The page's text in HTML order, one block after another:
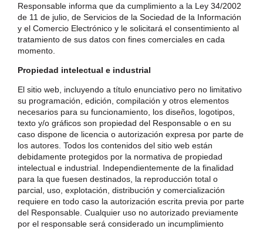
Responsable informa que da cumplimiento a la Ley 34/2002
de 11 de julio, de Servicios de la Sociedad de la Información
y el Comercio Electrónico y le solicitará el consentimiento al
tratamiento de sus datos con fines comerciales en cada
momento.
Propiedad intelectual e industrial
El sitio web, incluyendo a título enunciativo pero no limitativo
su programación, edición, compilación y otros elementos
necesarios para su funcionamiento, los diseños, logotipos,
texto y/o gráficos son propiedad del Responsable o en su
caso dispone de licencia o autorización expresa por parte de
los autores. Todos los contenidos del sitio web están
debidamente protegidos por la normativa de propiedad
intelectual e industrial. Independientemente de la finalidad
para la que fuesen destinados, la reproducción total o
parcial, uso, explotación, distribución y comercialización
requiere en todo caso la autorización escrita previa por parte
del Responsable. Cualquier uso no autorizado previamente
por el responsable será considerado un incumplimiento